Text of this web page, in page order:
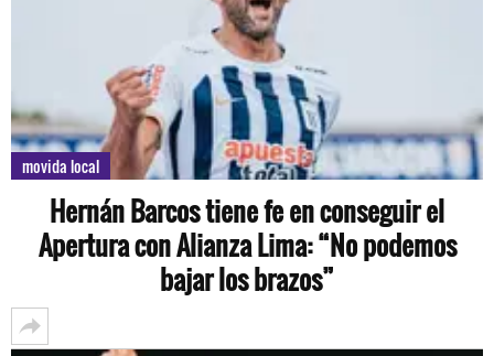
movida local
Hernán Barcos tiene fe en conseguir el
Apertura con Alianza Lima: “No podemos
bajar los brazos”